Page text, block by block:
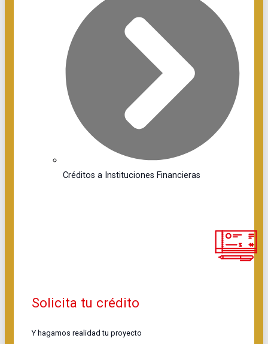
Créditos a Instituciones Financieras
Solicita tu crédito
Y hagamos realidad tu proyecto